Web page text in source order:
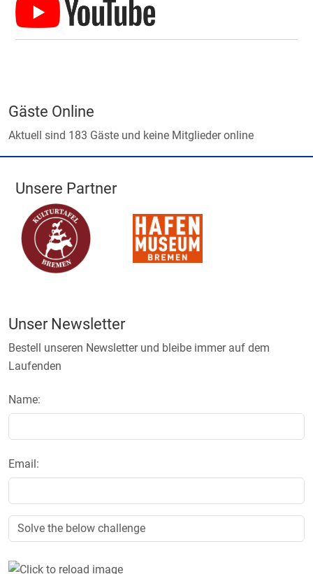
Gäste Online
Aktuell sind 183 Gäste und keine Mitglieder online
Unsere Partner
Unser Newsletter
Bestell unseren Newsletter und bleibe immer auf dem
Laufenden
Name:
Email: